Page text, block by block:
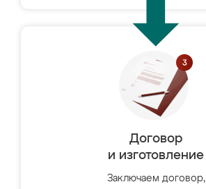
Договор
и изготовление
Заключаем договор,